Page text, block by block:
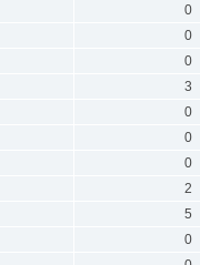
0
0
0
3
0
0
0
2
5
0